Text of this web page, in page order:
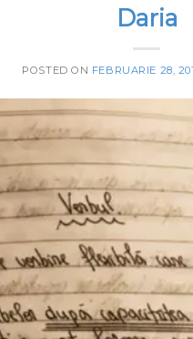
Daria
POSTED ON FEBRUARIE 28,